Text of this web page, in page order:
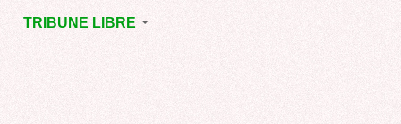
TRIBUNE LIBRE
POINT DE VUE